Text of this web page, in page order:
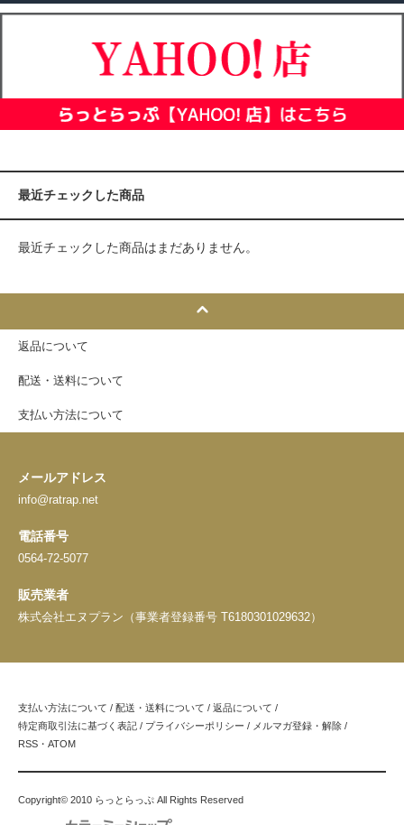
最近チェックした商品
最近チェックした商品はまだありません。
返品について
配送・送料について
支払い方法について
メールアドレス
info@ratrap.net
電話番号
0564-72-5077
販売業者
株式会社エヌプラン（事業者登録番号 T6180301029632）
支払い方法について / 配送・送料について / 返品について /
特定商取引法に基づく表記 / プライバシーポリシー / メルマガ登録・解除 /
RSS ・ ATOM
Copyright© 2010 らっとらっぷ All Rights Reserved